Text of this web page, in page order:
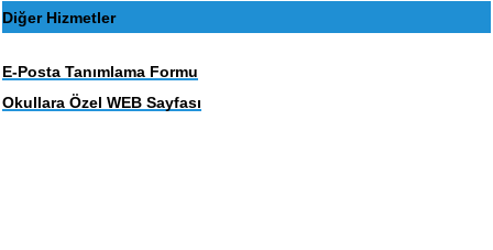
Diğer Hizmetler
E-Posta Tanımlama Formu
Okullara Özel WEB Sayfası